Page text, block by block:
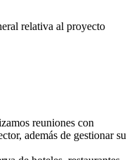
relativa al proyecto
reuniones con
además de gestionar su